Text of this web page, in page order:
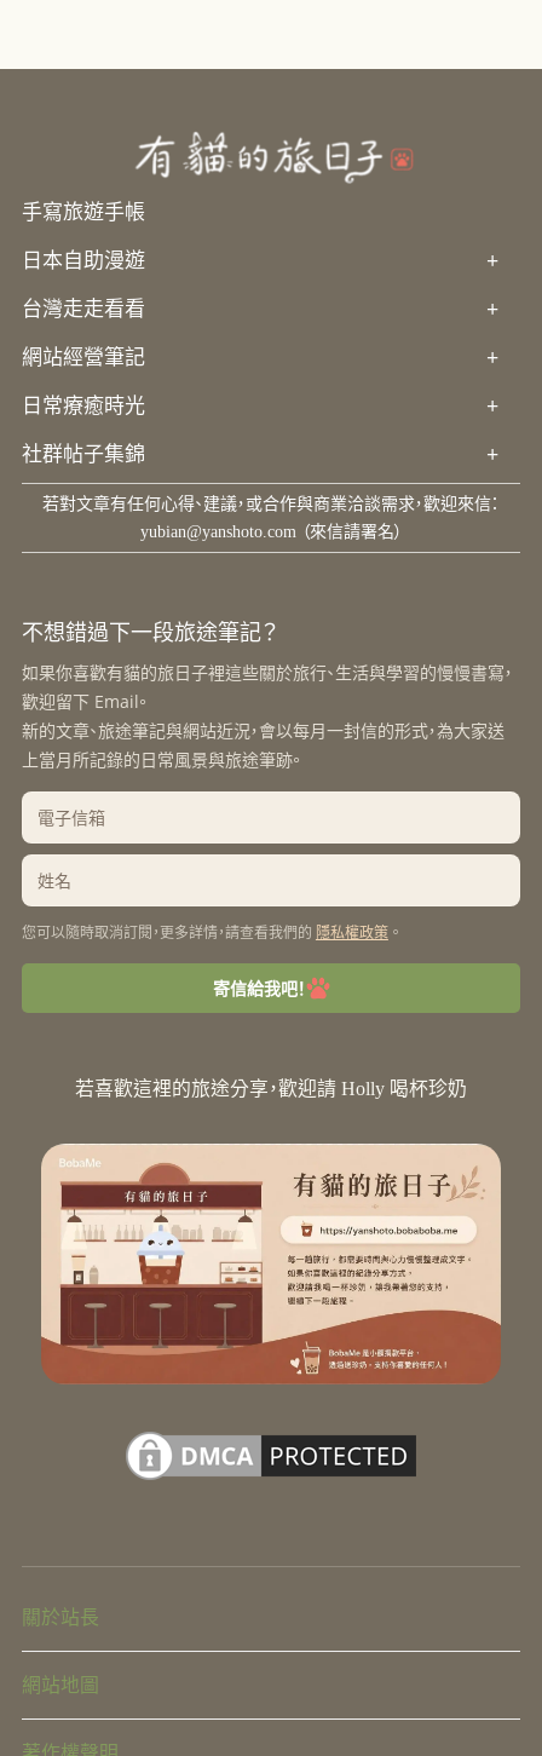
手寫旅遊手帳
+
日本自助漫遊
+
台灣走走看看
+
網站經營筆記
+
日常療癒時光
+
社群帖子集錦
若對文章有任何心得、建議，或合作與商業洽談需求，歡迎來信：
yubian@yanshoto.com （來信請署名）
不想錯過下一段旅途筆記？
如果你喜歡有貓的旅日子裡這些關於旅行、生活與學習的慢慢書寫，
歡迎留下 Email。
新的文章、旅途筆記與網站近況，會以每月一封信的形式，為大家送
上當月所記錄的日常風景與旅途筆跡。
您可以隨時取消訂閱，更多詳情，請查看我們的 隱私權政策 。
寄信給我吧！
若喜歡這裡的旅途分享，歡迎請 Holly 喝杯珍奶
關於站長
網站地圖